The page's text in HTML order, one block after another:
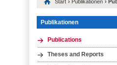
Start › Publikationen ›
Publikationen
Publications
Theses and Reports